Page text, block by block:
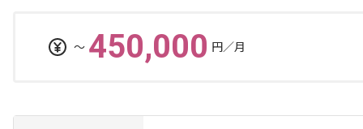
〜 450,000 円／月